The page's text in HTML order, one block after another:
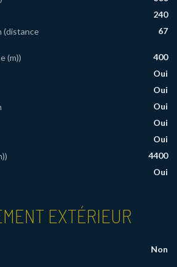
240
(distance
67
(m))
400
Oui
Oui
Oui
Oui
Oui
4400
Oui
EXTÉRIEUR
Non